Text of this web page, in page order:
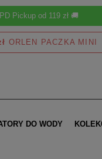
Pickup od 119 zł 🚚
DO WODY